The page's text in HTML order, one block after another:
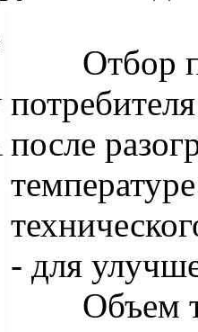
Отбор
после
- для
Объем